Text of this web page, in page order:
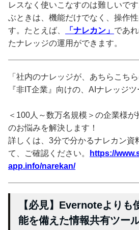
レスなく使いこなすのは難しいで
ぶときは、機能だけでなく、操作
す。たとえば、
「ナレカン」 であ
たナレッジの運用ができます。
「社内のナレッジが、あちらこち
『非IT企業』向けの、AIナレッジツ
＜100人～数万名規模＞の企業様
のお悩みを解決します！
詳しくは、3分で分かるナレカン資
て、ご確認ください。
https://
app.info/narekan/
【必見】Evernoteよりも
能を備えた情報共有ツー